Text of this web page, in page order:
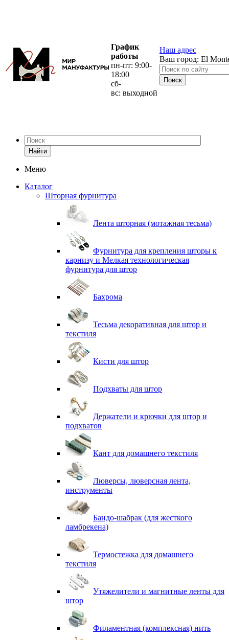
График
работы
пн-пт: 9:00-
18:00
сб-
вс: выходной
Наш адрес
Ваш город: El
Найти
Меню
Каталог
Шторная фурнитура
Лента шторная (мотажная тесьма)
Фурнитура для крепления шторы к
карнизу и Мелкая технологическая
фурнитура для штор
Бахрома
Тесьма декоративная для штор и
текстиля
Кисти для штор
Подхваты для штор
Держатели и крючки для штор и
подхватов
Кант для домашнего текстиля
Люверсы, люверсная лента,
инструменты
Бандо-шабрак (для жесткого
ламбрекена)
Термостежка для домашнего
текстиля
Утяжелители и магнитные ленты для
штор
Филаментная (комплексная) нить